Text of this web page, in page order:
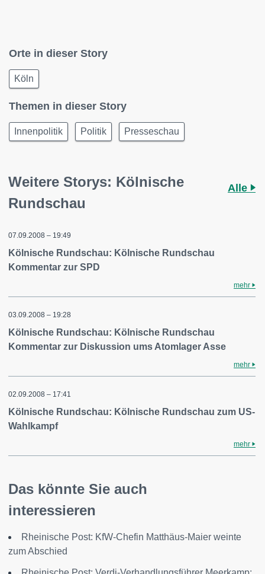
Orte in dieser Story
Köln
Themen in dieser Story
Innenpolitik Politik Presseschau
Weitere Storys: Kölnische
Rundschau
Alle
07.09.2008 – 19:49
Kölnische Rundschau: Kölnische Rundschau
Kommentar zur SPD
mehr
03.09.2008 – 19:28
Kölnische Rundschau: Kölnische Rundschau
Kommentar zur Diskussion ums Atomlager Asse
mehr
02.09.2008 – 17:41
Kölnische Rundschau: Kölnische Rundschau zum US-
Wahlkampf
mehr
Das könnte Sie auch
interessieren
Rheinische Post: KfW-Chefin Matthäus-Maier weinte
zum Abschied